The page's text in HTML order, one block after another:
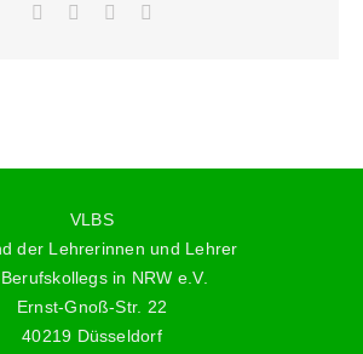
Facebook WhatsApp
VLBS
der Lehrerinnen und Lehrer
in NRW e.V.
Ernst-Gnoß-Str. 22
40219 Düsseldorf